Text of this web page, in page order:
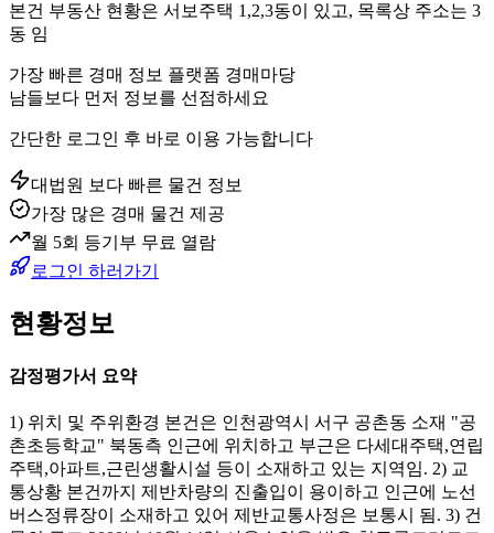
본건 부동산 현황은 서보주택 1,2,3동이 있고, 목록상 주소는 3
동 임
가장 빠른 경매 정보 플랫폼 경매마당
남들보다 먼저 정보를 선점하세요
간단한 로그인 후 바로 이용 가능합니다
대법원 보다 빠른 물건 정보
가장 많은 경매 물건 제공
월 5회 등기부 무료 열람
로그인 하러가기
현황정보
감정평가서 요약
1) 위치 및 주위환경 본건은 인천광역시 서구 공촌동 소재 "공
촌초등학교" 북동측 인근에 위치하고 부근은 다세대주택,연립
주택,아파트,근린생활시설 등이 소재하고 있는 지역임. 2) 교
통상황 본건까지 제반차량의 진출입이 용이하고 인근에 노선
버스정류장이 소재하고 있어 제반교통사정은 보통시 됨. 3) 건